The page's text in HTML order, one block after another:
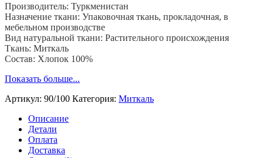
пл.
100
гр.кв.м.
Туркмения
Производитель: Туркменистан
Назначение ткани: Упаковочная ткань, прокладочная, в
мебельном производстве
Вид натуральной ткани: Растительного происхождения
Ткань: Миткаль
Состав: Хлопок 100%
Показать больше...
Артикул: 90/100 Категория: Миткаль
Описание
Детали
Оплата
Доставка